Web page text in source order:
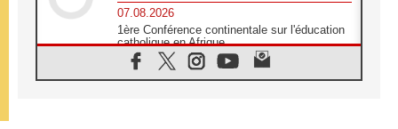
07.08.2026
1ère Conférence continentale sur l'éducation
catholique en Afrique
07.08.2026
Un logo symbolique pour la venue du Pape